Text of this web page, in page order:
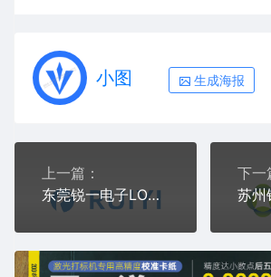
小图 生成海报
上一篇：
东莞锐一电子LOGO标志矢量图通用AI档激光打标图档文件
下一